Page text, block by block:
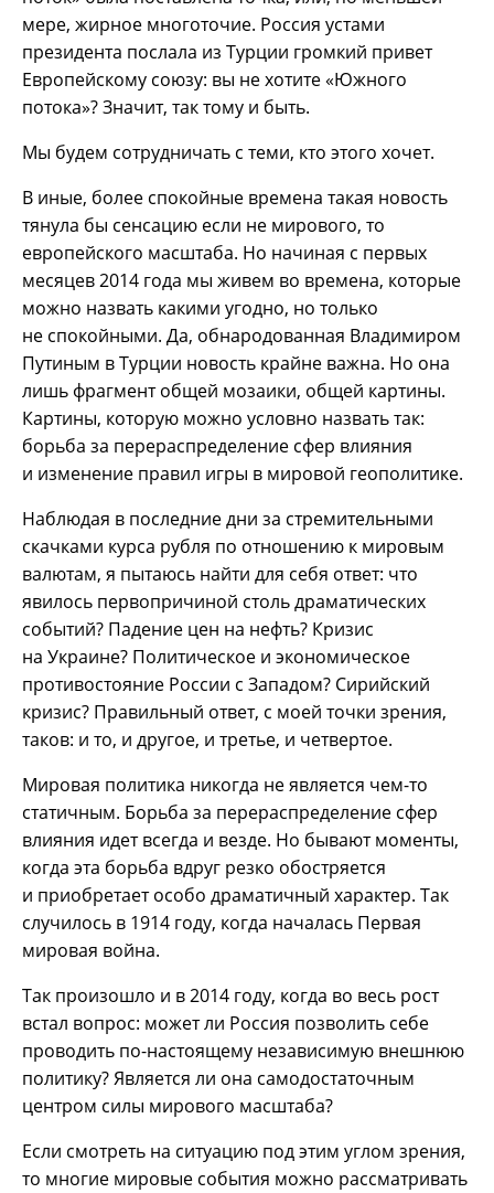
мере, жирное многоточие. Россия устами
президента послала из Турции громкий привет
Европейскому союзу: вы не хотите «Южного
потока»? Значит, так тому и быть.
Мы будем сотрудничать с теми, кто этого хочет.
В иные, более спокойные времена такая новость
тянула бы сенсацию если не мирового, то
европейского масштаба. Но начиная с первых
месяцев 2014 года мы живем во времена, которые
можно назвать какими угодно, но только
не спокойными. Да, обнародованная Владимиром
Путиным в Турции новость крайне важна. Но она
лишь фрагмент общей мозаики, общей картины.
Картины, которую можно условно назвать так:
борьба за перераспределение сфер влияния
и изменение правил игры в мировой геополитике.
Наблюдая в последние дни за стремительными
скачками курса рубля по отношению к мировым
валютам, я пытаюсь найти для себя ответ: что
явилось первопричиной столь драматических
событий? Падение цен на нефть? Кризис
на Украине? Политическое и экономическое
противостояние России с Западом? Сирийский
кризис? Правильный ответ, с моей точки зрения,
таков: и то, и другое, и третье, и четвертое.
Мировая политика никогда не является чем-то
статичным. Борьба за перераспределение сфер
влияния идет всегда и везде. Но бывают моменты,
когда эта борьба вдруг резко обостряется
и приобретает особо драматичный характер. Так
случилось в 1914 году, когда началась Первая
мировая война.
Так произошло и в 2014 году, когда во весь рост
встал вопрос: может ли Россия позволить себе
проводить по-настоящему независимую внешнюю
политику? Является ли она самодостаточным
центром силы мирового масштаба?
Если смотреть на ситуацию под этим углом зрения,
то многие мировые события можно рассматривать